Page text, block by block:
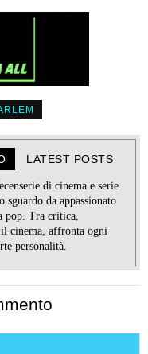
LATEST POSTS
di cinema e serie
da appassionato
pop. Tra critica,
cinema, affronta ogni
personalità.